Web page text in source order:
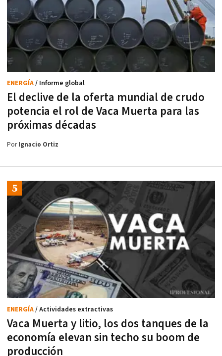
El declive de la oferta mundial de crudo
potencia el rol de Vaca Muerta para las
próximas décadas
ENERGÍA/ Informe global
PorIgnacio Ortiz
Vaca Muerta y litio, los dos tanques de la
economía elevan sin techo su boom de
producción
ENERGÍA/ Actividades extractivas